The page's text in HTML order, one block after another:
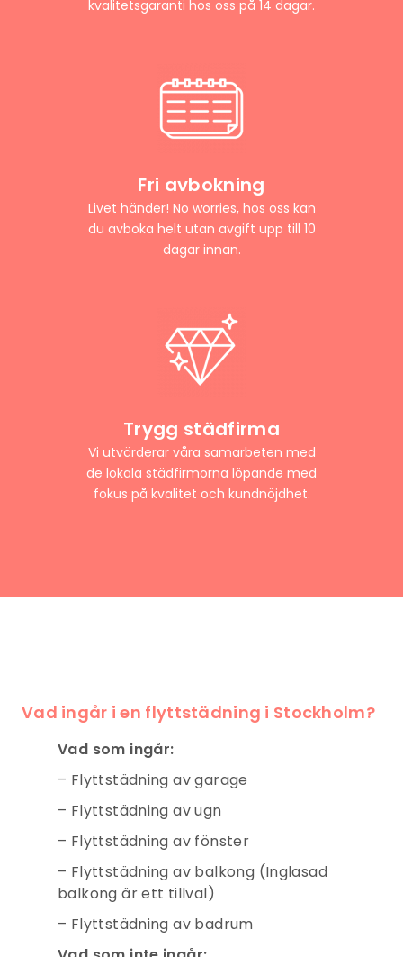
kvalitetsgaranti hos oss på 14 dagar.
Fri avbokning
Livet händer! No worries, hos oss kan
du avboka helt utan avgift upp till 10
dagar innan.
Trygg städfirma
Vi utvärderar våra samarbeten med
de lokala städfirmorna löpande med
fokus på kvalitet och kundnöjdhet.
Vad ingår i en flyttstädning i Stockholm?
Vad som ingår:
– Flyttstädning av garage
– Flyttstädning av ugn
– Flyttstädning av fönster
– Flyttstädning av balkong (Inglasad
balkong är ett tillval)
– Flyttstädning av badrum